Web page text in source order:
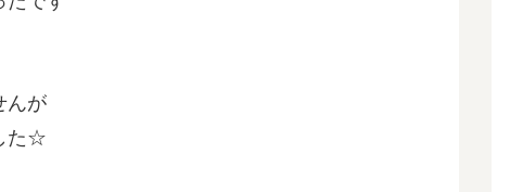
んが
た☆